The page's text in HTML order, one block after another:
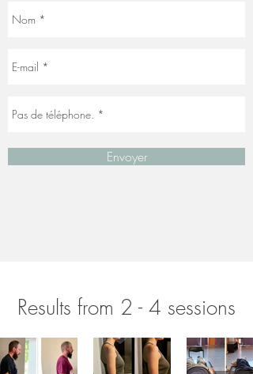
Envoyer
Results from 2 - 4 sessions